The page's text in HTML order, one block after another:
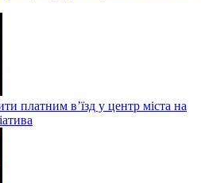
платним в’їзд у центр міста на